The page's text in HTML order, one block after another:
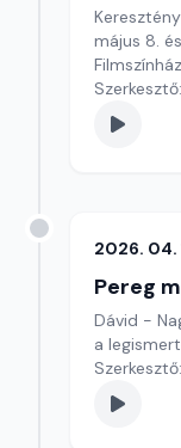
május 8.
2026. 04.
Pereg
Dávid -
a